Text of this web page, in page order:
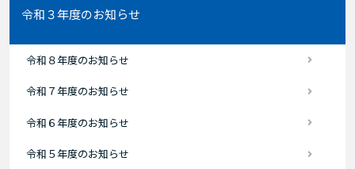
令和３年度のお知らせ
令和８年度のお知らせ
令和７年度のお知らせ
令和６年度のお知らせ
令和５年度のお知らせ